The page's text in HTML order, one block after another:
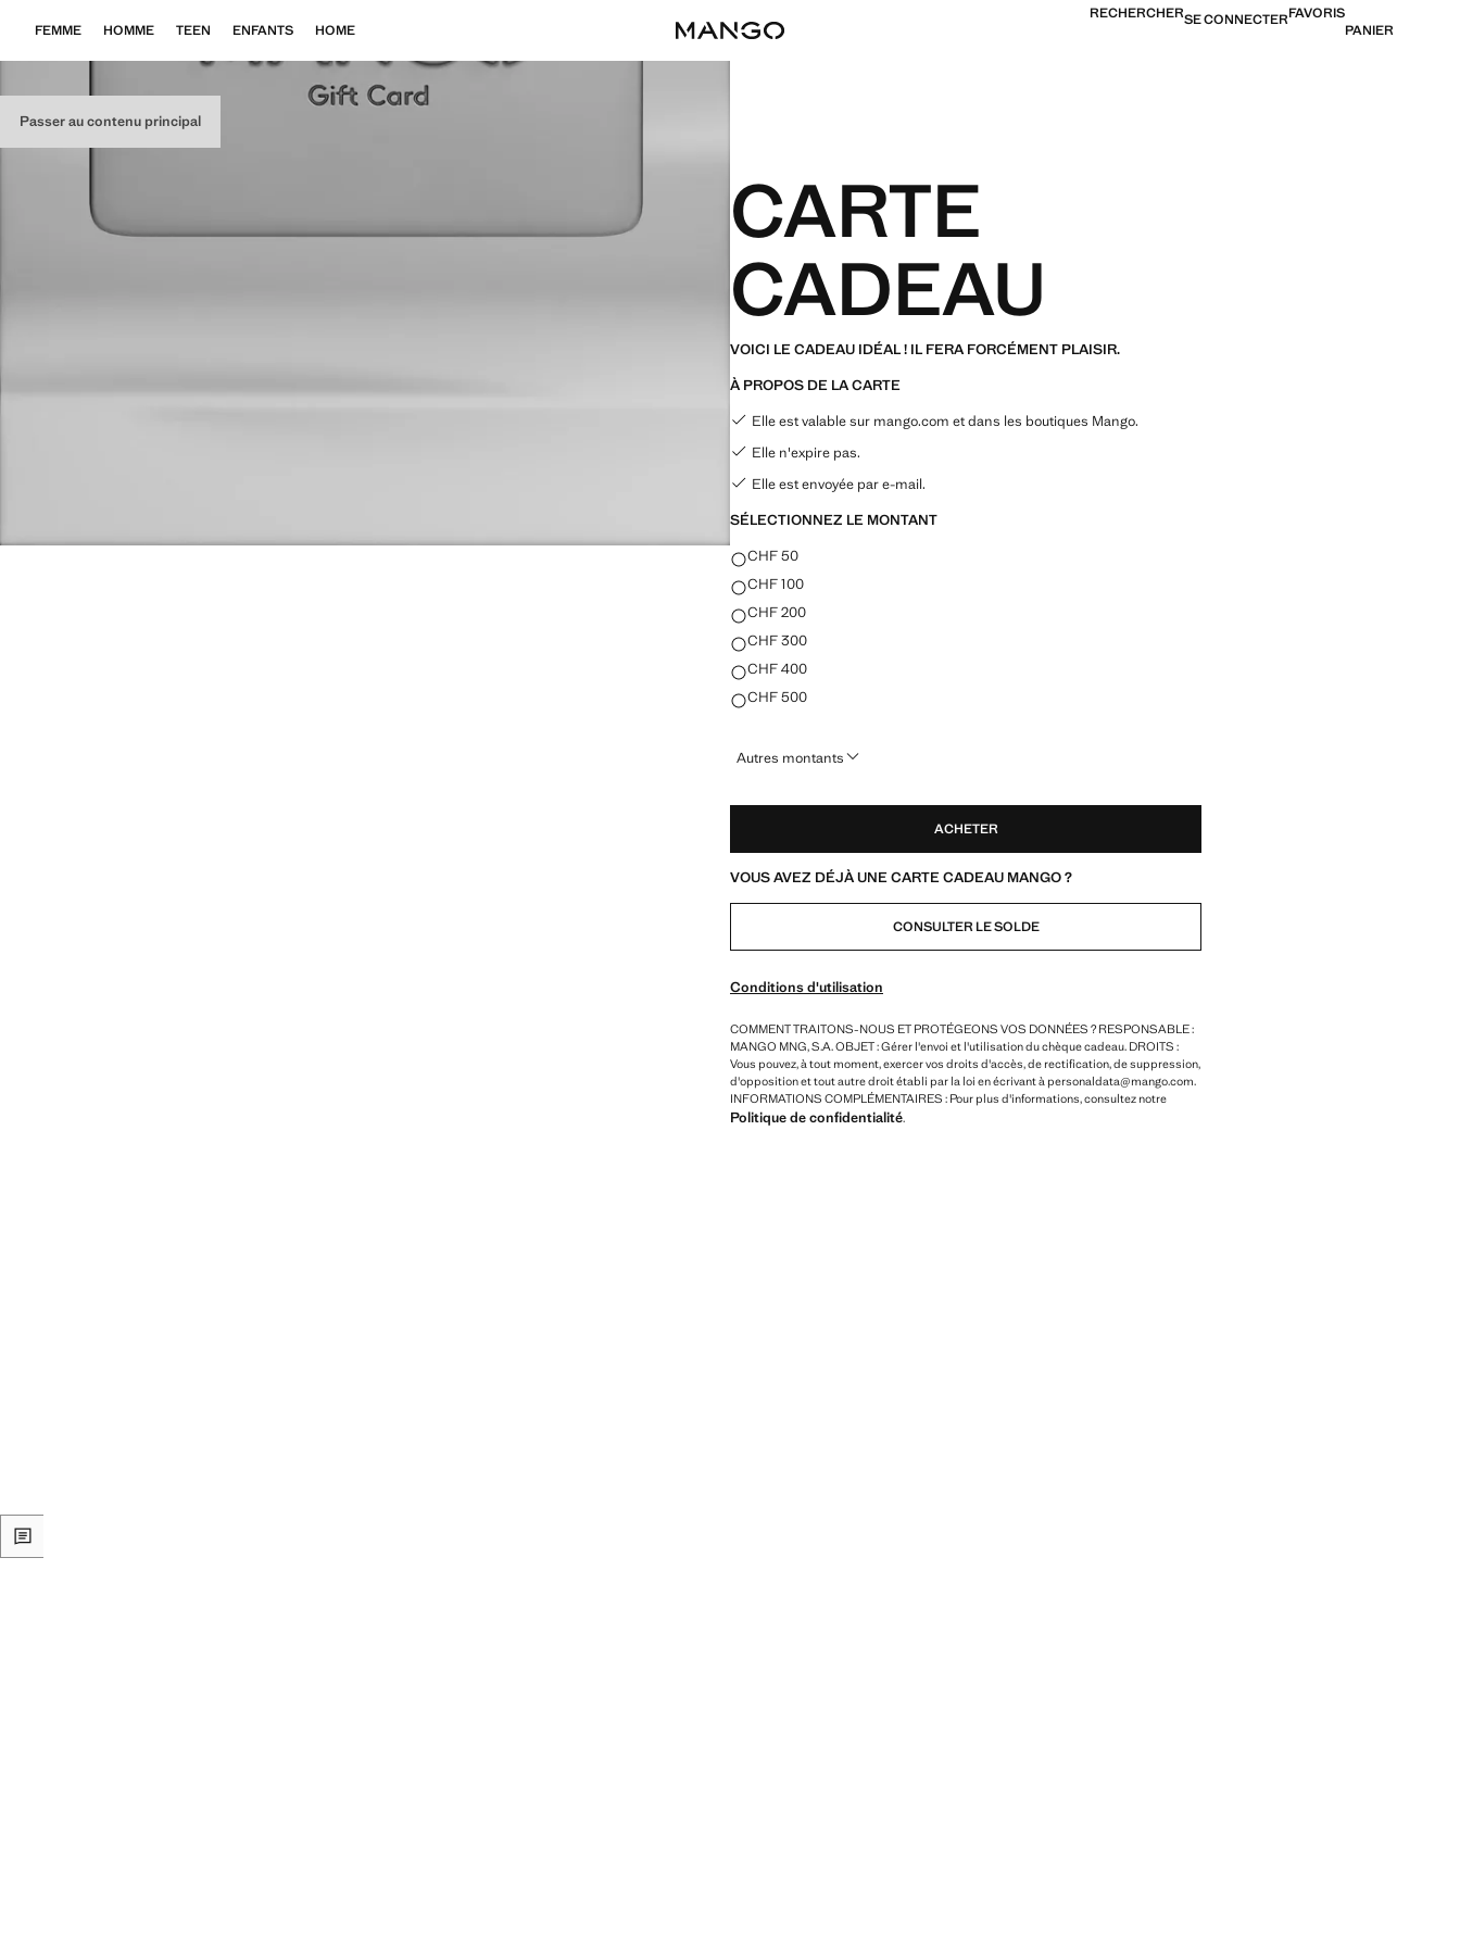
Passer au contenu principal
FEMME HOMME TEEN ENFANTS HOME
RECHERCHERSE CONNECTERFAVORIS
PANIER
CARTE
CADEAU
VOICI LE CADEAU IDÉAL ! IL FERA FORCÉMENT PLAISIR.
À PROPOS DE LA CARTE
Elle est valable sur mango.com et dans les boutiques Mango.
Elle n'expire pas.
Elle est envoyée par e-mail.
SÉLECTIONNEZ LE MONTANT
SÉLECTIONNEZ LE MONTANT
CHF 50
CHF 100
CHF 200
CHF 300
CHF 400
CHF 500
Autres montants
ACHETER
VOUS AVEZ DÉJÀ UNE CARTE CADEAU MANGO ?
CONSULTER LE SOLDE
Conditions d'utilisation
COMMENT TRAITONS-NOUS ET PROTÉGEONS VOS DONNÉES ? RESPONSABLE :
MANGO MNG, S.A. OBJET : Gérer l'envoi et l'utilisation du chèque cadeau. DROITS :
Vous pouvez, à tout moment, exercer vos droits d'accès, de rectification, de suppression,
d'opposition et tout autre droit établi par la loi en écrivant à personaldata@mango.com.
INFORMATIONS COMPLÉMENTAIRES : Pour plus d'informations, consultez notre
Politique de confidentialité.